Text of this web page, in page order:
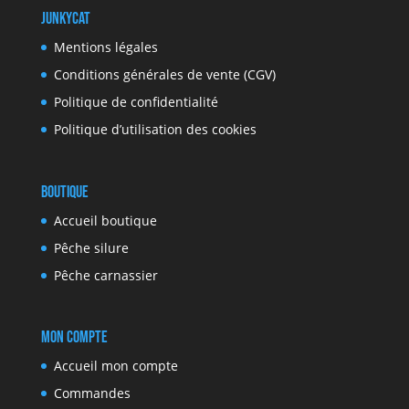
JunkyCat
Mentions légales
Conditions générales de vente (CGV)
Politique de confidentialité
Politique d’utilisation des cookies
Boutique
Accueil boutique
Pêche silure
Pêche carnassier
Mon compte
Accueil mon compte
Commandes